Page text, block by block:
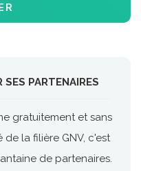
PARTENAIRES
gratuitement et sans
la filière GNV, c'est
de partenaires.